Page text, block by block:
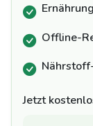
Offline-
Jetzt